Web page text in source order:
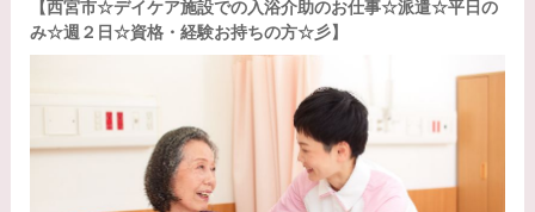
【西宮市☆デイケア施設での入浴介助のお仕事☆派遣☆平日の
み☆週２日☆資格・経験お持ちの方☆彡】